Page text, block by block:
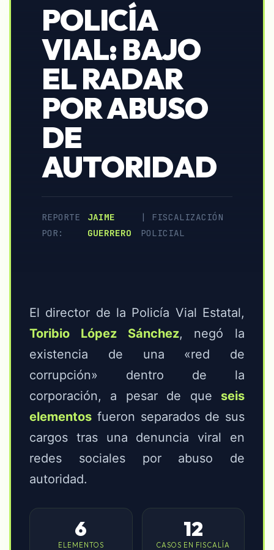
POLICÍA
VIAL: BAJO
EL RADAR
POR ABUSO
DE
AUTORIDAD
REPORTE
POR:
JAIME
GUERRERO
| FISCALIZACIÓN
POLICIAL
El director de la Policía Vial Estatal,
Toribio López Sánchez, negó la
existencia de una «red de
corrupción» dentro de la
corporación, a pesar de que seis
elementos fueron separados de sus
cargos tras una denuncia viral en
redes sociales por abuso de
autoridad.
6
ELEMENTOS
12
CASOS EN FISCALÍA